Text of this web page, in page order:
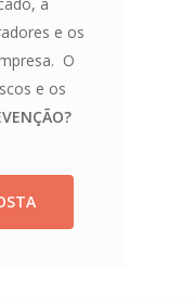
e os
O
e os